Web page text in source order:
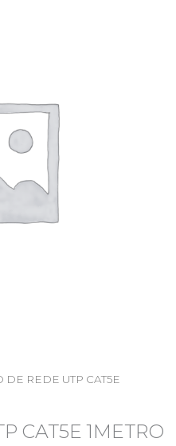
DE REDE UTP CAT5E
CAT5E 1METRO